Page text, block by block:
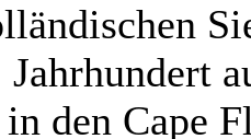
den Cape